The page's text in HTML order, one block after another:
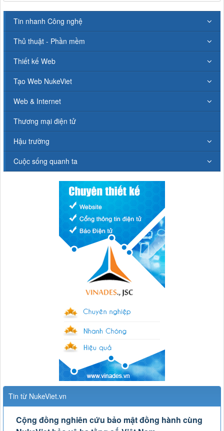
Tin nhanh Công nghệ
Thủ thuật - Phần mềm
Thiết kế Web
Tạo Web NukeViet
Web & Internet
Thương mại điện tử
Hậu trường
Cuộc sống quanh ta
Tin từ NukeViet.vn
Cộng đồng nghiên cứu bảo mật đồng hành cùng